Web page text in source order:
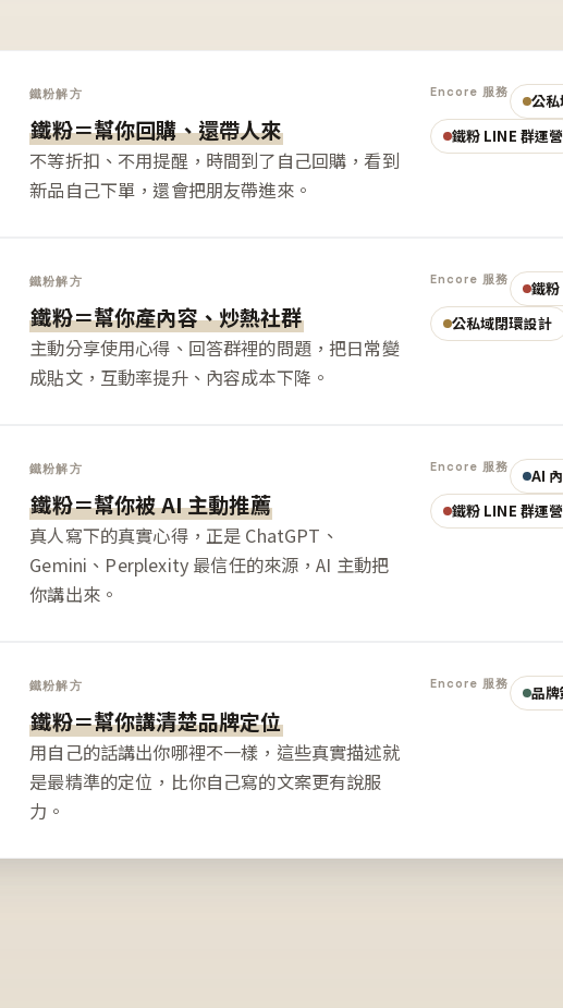
鐵粉解方
鐵粉＝幫你回購、還帶人來
不等折扣、不用提醒，時間到了自己回購，看到
新品自己下單，還會把朋友帶進來。
Encore 服務
公
鐵粉 LINE 群運營
鐵粉解方
鐵粉＝幫你產內容、炒熱社群
主動分享使用心得、回答群裡的問題，把日常變
成貼文，互動率提升、內容成本下降。
Encore 服務
鐵
公私域閉環設計
鐵粉解方
鐵粉＝幫你被 AI 主動推薦
真人寫下的真實心得，正是 ChatGPT、
Gemini、Perplexity 最信任的來源，AI 主動把
你講出來。
Encore 服務
AI
鐵粉 LINE 群運營
鐵粉解方
鐵粉＝幫你講清楚品牌定位
用自己的話講出你哪裡不一樣，這些真實描述就
是最精準的定位，比你自己寫的文案更有說服
力。
Encore 服務 品